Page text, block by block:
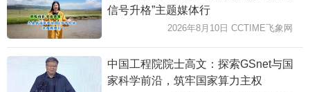
信号升格”主题媒体行
2026年8月10日 CCTIME飞象网
中国工程院院士高文：探索GSnet与国
家科学前沿，筑牢国家算力主权